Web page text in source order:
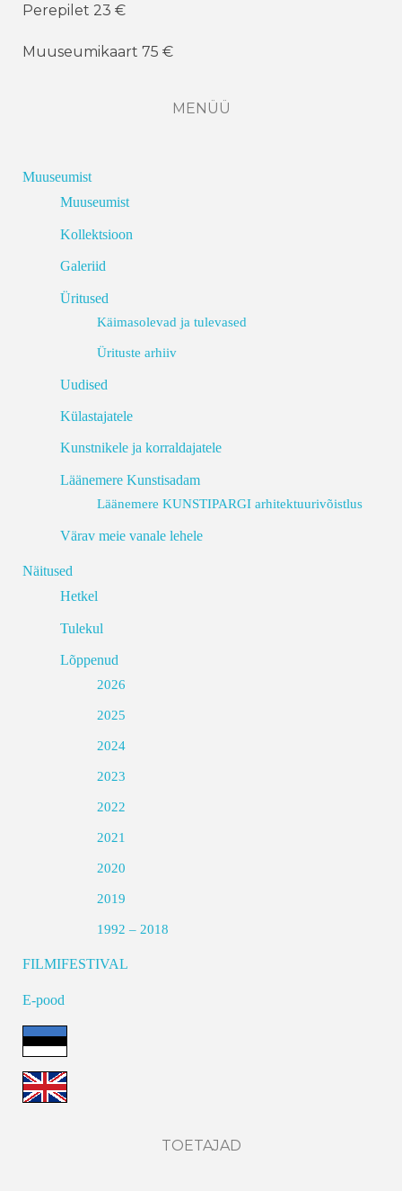
Perepilet 23 €
Muuseumikaart 75 €
MENÜÜ
Muuseumist
Muuseumist
Kollektsioon
Galeriid
Üritused
Käimasolevad ja tulevased
Ürituste arhiiv
Uudised
Külastajatele
Kunstnikele ja korraldajatele
Läänemere Kunstisadam
Läänemere KUNSTIPARGI arhitektuurivõistlus
Värav meie vanale lehele
Näitused
Hetkel
Tulekul
Lõppenud
2026
2025
2024
2023
2022
2021
2020
2019
1992 – 2018
FILMIFESTIVAL
E-pood
TOETAJAD